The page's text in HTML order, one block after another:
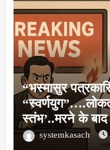
“भस्मासुर
स्तंभ’..मरने के
systemkasach